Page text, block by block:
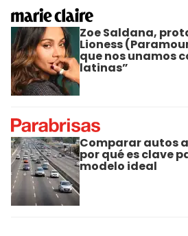
Zoe Saldana,
Lioness
que nos unamos
latinas”
Comparar autos
por qué es clave
modelo ideal